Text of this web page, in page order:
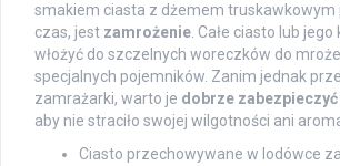
smakiem ciasta z dżemem truskawkowym
czas, jest zamrożenie . Całe ciasto lub
włożyć do szczelnych woreczków do
specjalnych pojemników. Zanim jednak
zamrażarki, warto je dobrze zabezpieczyć
aby nie straciło swojej wilgotności ani
Ciasto przechowywane w lodówce